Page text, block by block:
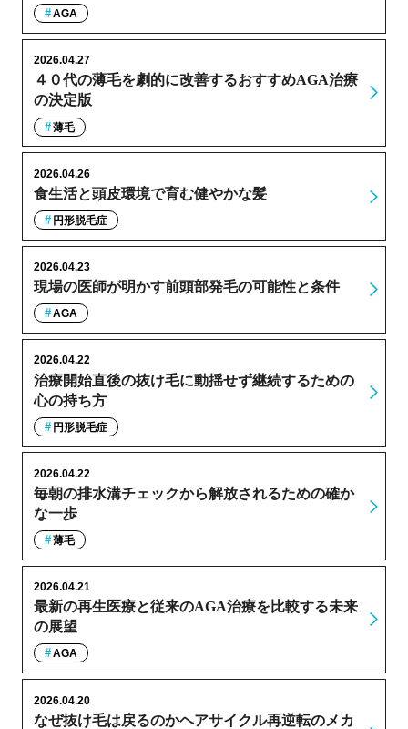
AGA
４０代の薄毛を劇的に改善するおすすめAGA治療
の決定版
2026.04.27
薄毛
食生活と頭皮環境で育む健やかな髪
2026.04.26
円形脱毛症
現場の医師が明かす前頭部発毛の可能性と条件
2026.04.23
AGA
治療開始直後の抜け毛に動揺せず継続するための
心の持ち方
2026.04.22
円形脱毛症
毎朝の排水溝チェックから解放されるための確か
な一歩
2026.04.22
薄毛
最新の再生医療と従来のAGA治療を比較する未来
の展望
2026.04.21
AGA
なぜ抜け毛は戻るのかヘアサイクル再逆転のメカ
2026.04.20